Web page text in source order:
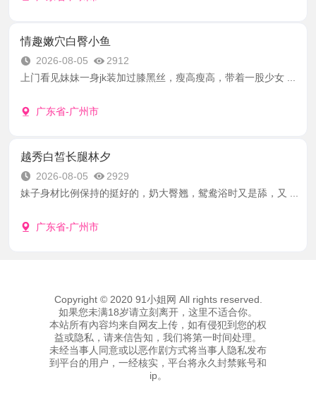
情趣嫩穴白臀小鱼
2026-08-05
2912
上门看见妹妹一身jk装加过膝黑丝，瘦高瘦高，带着一股少女 ...
广东省-广州市
越秀白皙长腿林夕
2026-08-05
2929
妹子身材比例保持的挺好的，奶大臀翘，鸳鸯浴时又是舔，又 ...
广东省-广州市
Copyright © 2020 91小姐网 All rights reserved.
如果您未满18岁请立刻离开，这里不适合你。
本站所有內容均来自网友上传，如有侵犯到您的权
益或隐私，请来信告知，我们将第一时间处理。
未经当事人同意或以恶作剧方式将当事人隐私发布
到平台的用户，一经核实，平台将永久封禁账号和
ip。